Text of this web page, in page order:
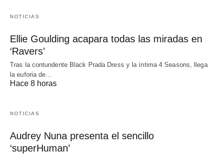
NOTICIAS
Ellie Goulding acapara todas las miradas en
‘Ravers’
Tras la contundente Black Prada Dress y la íntima 4 Seasons, llega
la euforia de…
Hace 8 horas
NOTICIAS
Audrey Nuna presenta el sencillo
‘superHuman’